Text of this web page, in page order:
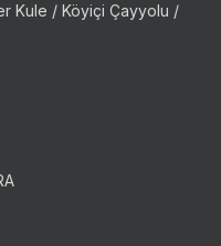
Kule / Köyiçi Çayyolu /